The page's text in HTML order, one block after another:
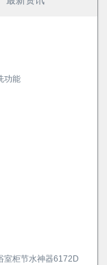
功能
室柜节水神器6172D